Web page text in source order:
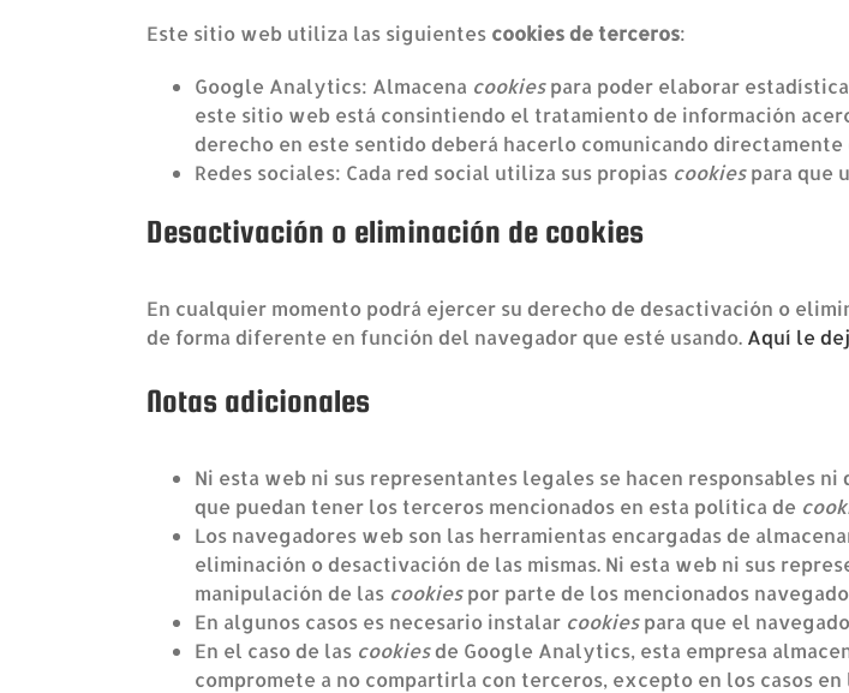
Este sitio web utiliza las siguientes cookies de terceros:
Google Analytics: Almacena cookiespara poder elaborar
este sitio web está consintiendo el tratamiento de información
derecho en este sentido deberá hacerlo comunicando directamente
Redes sociales: Cada red social utiliza sus propias cookiespara que
Desactivación o eliminación de cookies
En cualquier momento podrá ejercer su derecho de desactivación o
de forma diferente en función del navegador que esté usando. Aquí le
Notas adicionales
Ni esta web ni sus representantes legales se hacen responsables
que puedan tener los terceros mencionados en esta política de
Los navegadores web son las herramientas encargadas de
eliminación o desactivación de las mismas. Ni esta web ni sus
manipulación de las cookiespor parte de los mencionados
En algunos casos es necesario instalar cookiespara que el
En el caso de las cookiesde Google Analytics, esta empresa
compromete a no compartirla con terceros, excepto en los casos